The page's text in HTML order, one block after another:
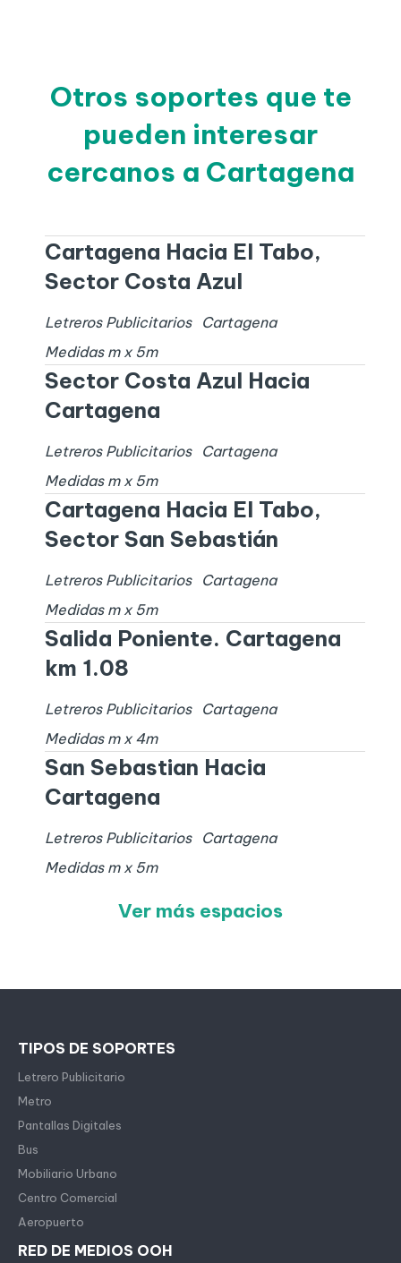
Otros soportes que te
pueden interesar
cercanos a Cartagena
Cartagena Hacia El Tabo,
Sector Costa Azul
Letreros Publicitarios
Cartagena
Medidas m x 5m
Sector Costa Azul Hacia
Cartagena
Letreros Publicitarios
Cartagena
Medidas m x 5m
Cartagena Hacia El Tabo,
Sector San Sebastián
Letreros Publicitarios
Cartagena
Medidas m x 5m
Salida Poniente. Cartagena
km 1.08
Letreros Publicitarios
Cartagena
Medidas m x 4m
San Sebastian Hacia
Cartagena
Letreros Publicitarios
Cartagena
Medidas m x 5m
Ver más espacios
TIPOS DE SOPORTES
Letrero Publicitario
Metro
Pantallas Digitales
Bus
Mobiliario Urbano
Centro Comercial
Aeropuerto
RED DE MEDIOS OOH